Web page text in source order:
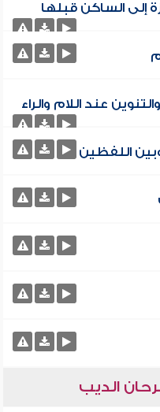
إلى الساكن قبلها
عند اللام والراء
اللفظين
الديب